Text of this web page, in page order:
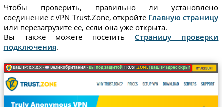
Чтобы проверить, правильно ли установлено
соединение с VPN Trust.Zone, откройте Главную страницу
или перезагрузите ее, если она уже открыта.
Вы также можете посетить Страницу проверки
подключения.
Ваш IP: x.x.x.x · Великобритания ·Вы под защитойTRUST.ZONE! Ваш IP адрес скрыт!